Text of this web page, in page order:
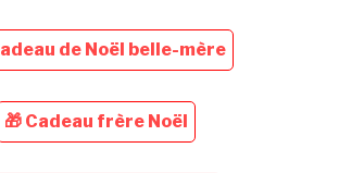
de Noël belle-mère
🎁 Cadeau frère Noël